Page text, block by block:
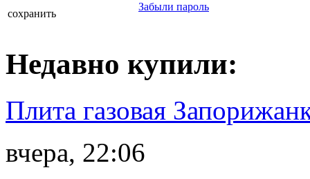
сохранить
Забыли пароль
Недавно купили:
Плита газовая
вчера, 22:06